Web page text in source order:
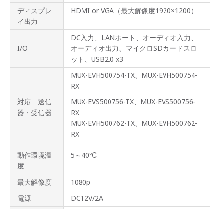
ディスプレ
イ出力
HDMI or VGA（最大解像度1920×1200）
I/O
DC入力、LANポート、オーディオ入力、
オーディオ出力、マイクロSDカードスロ
ット、USB2.0 x3
対応 送信
器・受信器
MUX-EVH500754-TX、MUX-EVH500754-
RX
MUX-EVS500756-TX、MUX-EVS500756-
RX
MUX-EVH500762-TX、MUX-EVH500762-
RX
動作環境温
度
5～40℃
最大解像度
1080p
電源
DC12V/2A